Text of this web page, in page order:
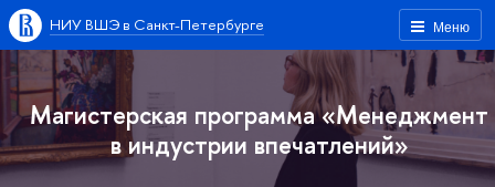
Меню
НИУ ВШЭ в Санкт-Петербурге
Магистерская программа «Менеджмент
в индустрии впечатлений»